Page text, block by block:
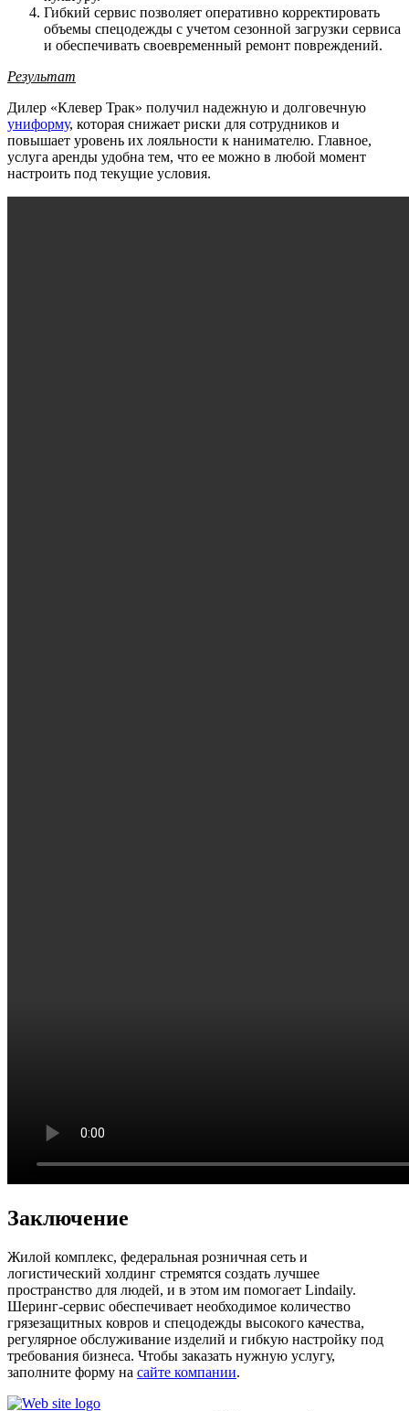
Гибкий сервис позволяет оперативно корректировать
объемы спецодежды с учетом сезонной загрузки сервиса
и обеспечивать своевременный ремонт повреждений.
Результат
Дилер «Клевер Трак» получил надежную и долговечную
униформу, которая снижает риски для сотрудников и
повышает уровень их лояльности к нанимателю. Главное,
услуга аренды удобна тем, что ее можно в любой момент
настроить под текущие условия.
Заключение
Жилой комплекс, федеральная розничная сеть и
логистический холдинг стремятся создать лучшее
пространство для людей, и в этом им помогает Lindaily.
Шеринг-сервис обеспечивает необходимое количество
грязезащитных ковров и спецодежды высокого качества,
регулярное обслуживание изделий и гибкую настройку под
требования бизнеса. Чтобы заказать нужную услугу,
заполните форму на сайте компании.